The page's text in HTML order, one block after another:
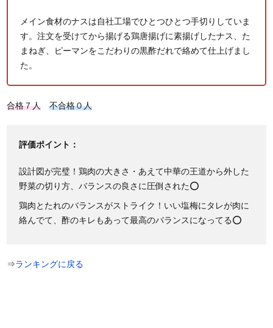
メイン食材のナスは自社工場でひとつひとつ手切りしていま
す。注文を受けてから揚げる鶏唐揚げに素揚げしたナス、た
まねぎ、ピーマンをこだわりの黒酢だれで絡めて仕上げまし
た。
合格７人 不合格０人
評価ポイント：
設計図が完璧！鶏肉の大きさ・あえて中華の王道から外した
野菜の切り方、バランスの良さに圧倒された⭕
鶏肉とたれのバランスがストライク！いい塩梅にタレが肉に
絡んでて、酢のキレもあって最高のバランスになってる⭕
⇒ランキングに戻る